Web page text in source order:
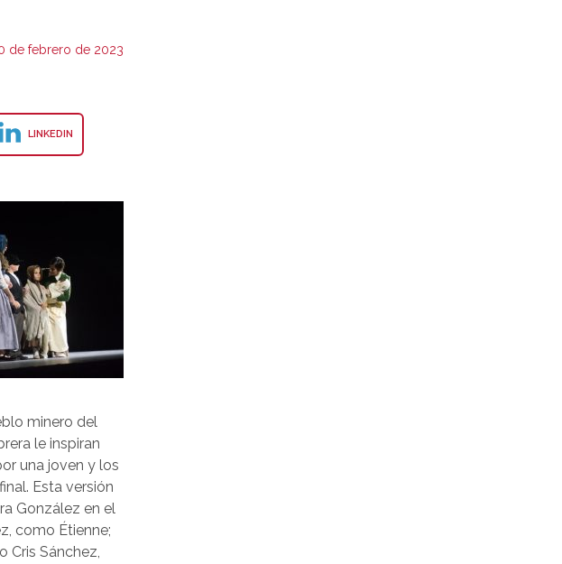
de febrero de 2023
LINKEDIN
minero del
le inspiran
una joven y los
Esta versión
González en el
como Étienne;
Cris Sánchez,